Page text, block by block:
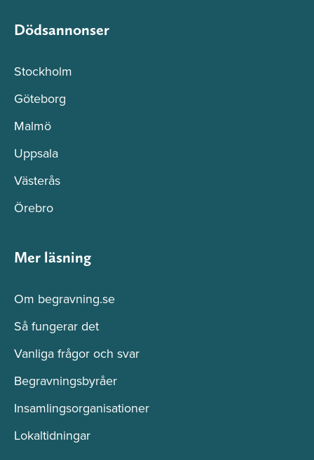
Dödsannonser
Stockholm
Göteborg
Malmö
Uppsala
Västerås
Örebro
Mer läsning
Om begravning.se
Så fungerar det
Vanliga frågor och svar
Begravningsbyråer
Insamlingsorganisationer
Lokaltidningar